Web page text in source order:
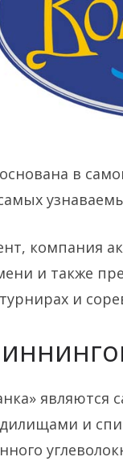
в
компания
и также
и
и